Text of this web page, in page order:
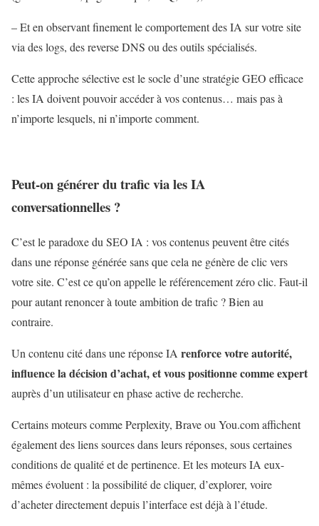
– Et en observant finement le comportement des IA sur votre site
via des logs, des reverse DNS ou des outils spécialisés.
Cette approche sélective est le socle d’une stratégie GEO efficace
: les IA doivent pouvoir accéder à vos contenus… mais pas à
n’importe lesquels, ni n’importe comment.
Peut-on générer du trafic via les IA
conversationnelles ?
C’est le paradoxe du SEO IA : vos contenus peuvent être cités
dans une réponse générée sans que cela ne génère de clic vers
votre site. C’est ce qu’on appelle le référencement zéro clic. Faut-il
pour autant renoncer à toute ambition de trafic ? Bien au
contraire.
Un contenu cité dans une réponse IA renforce votre autorité,
influence la décision d’achat, et vous positionne comme expert
auprès d’un utilisateur en phase active de recherche.
Certains moteurs comme Perplexity, Brave ou You.com affichent
également des liens sources dans leurs réponses, sous certaines
conditions de qualité et de pertinence. Et les moteurs IA eux-
mêmes évoluent : la possibilité de cliquer, d’explorer, voire
d’acheter directement depuis l’interface est déjà à l’étude.